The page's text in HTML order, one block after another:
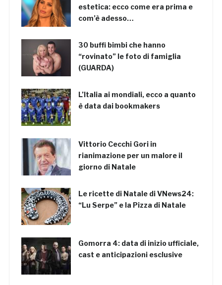
estetica: ecco come era prima e
com’è adesso…
30 buffi bimbi che hanno
“rovinato” le foto di famiglia
(GUARDA)
L’Italia ai mondiali, ecco a quanto
è data dai bookmakers
Vittorio Cecchi Gori in
rianimazione per un malore il
giorno di Natale
Le ricette di Natale di VNews24:
“Lu Serpe” e la Pizza di Natale
Gomorra 4: data di inizio ufficiale,
cast e anticipazioni esclusive